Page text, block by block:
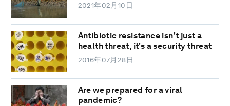
2021年02月10日
Antibiotic resistance isn't just a
health threat, it's a security threat
2016年07月28日
Are we prepared for a viral
pandemic?